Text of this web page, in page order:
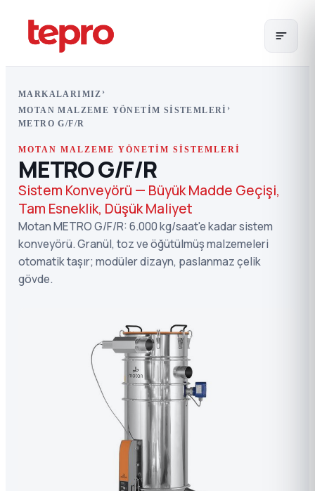
MARKALARIMIZ ›
MOTAN MALZEME YÖNETIM SISTEMLERI ›
METRO G/F/R
MOTAN MALZEME YÖNETIM SISTEMLERI
METRO G/F/R
Sistem Konveyörü — Büyük Madde Geçişi,
Tam Esneklik, Düşük Maliyet
Motan METRO G/F/R: 6.000 kg/saat'e kadar sistem
konveyörü. Granül, toz ve öğütülmüş malzemeleri
otomatik taşır; modüler dizayn, paslanmaz çelik
gövde.